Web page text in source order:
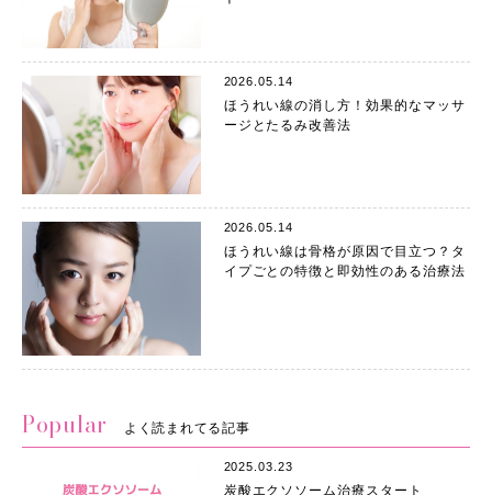
2026.05.14
ほうれい線の消し方！効果的なマッサ
ージとたるみ改善法
2026.05.14
ほうれい線は骨格が原因で目立つ？タ
イプごとの特徴と即効性のある治療法
Popular よく読まれてる記事
2025.03.23
炭酸エクソソーム治療スタート